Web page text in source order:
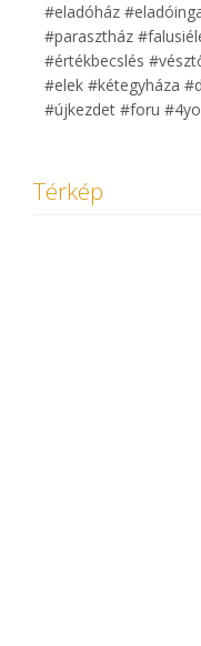
#eladóház
#parasztház
#értékbecslés
#elek #kétegyháza
#újkezdet #foru
Térkép